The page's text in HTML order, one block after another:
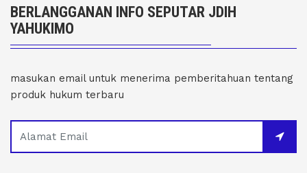
BERLANGGANAN INFO SEPUTAR JDIH
YAHUKIMO
masukan email untuk menerima pemberitahuan tentang
produk hukum terbaru